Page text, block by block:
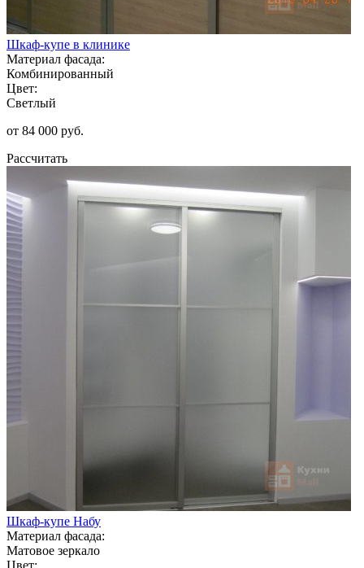
Шкаф-купе в клинике
Материал фасада:
Комбинированный
Цвет:
Светлый
от 84 000 руб.
Рассчитать
Шкаф-купе Набу
Материал фасада:
Матовое зеркало
Цвет: